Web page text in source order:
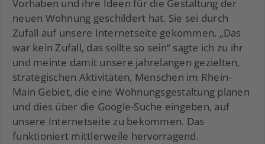
Vorhaben und ihre Ideen für die Gestaltung der
neuen Wohnung geschildert hat. Sie sei durch
Zufall auf unsere Internetseite gekommen. „Das
war kein Zufall, das sollte so sein“ sagte ich zu ihr
und meinte damit unsere jahrelangen gezielten,
strategischen Aktivitäten, Menschen im Rhein-
Main Gebiet, die eine Wohnungsgestaltung planen
und dies über die Google-Suche eingeben, auf
unsere Internetseite zu bekommen. Das
funktioniert mittlerweile hervorragend.